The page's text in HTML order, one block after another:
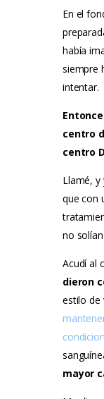
En el
había
siempre
intentar.
centro
centro
Llamé,
que con
no
Acudí al
dieron
estilo de
mayor